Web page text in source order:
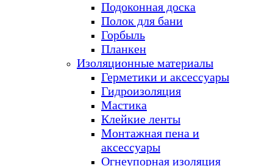
Подоконная доска
Полок для бани
Горбыль
Планкен
Изоляционные материалы
Герметики и аксессуары
Гидроизоляция
Мастика
Клейкие ленты
Монтажная пена и
аксессуары
Огнеупорная изоляция